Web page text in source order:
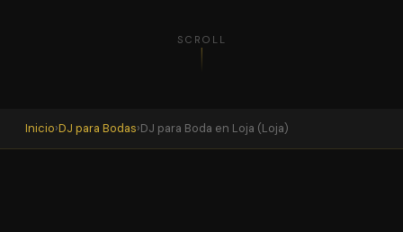
SCROLL
Inicio›DJ para Bodas›DJ para Boda en Loja (Loja)